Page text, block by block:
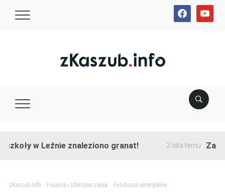
facebookyoutube
w Leźnie znaleziono granat! 2 lata temu
zKaszub.info> Finanse i Ubezpieczenia Fundusze emerytalne